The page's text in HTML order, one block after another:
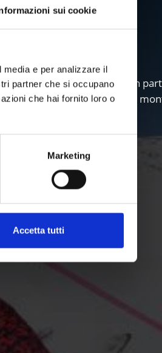
sui cookie
e per analizzare il
partner che si occupano
che hai fornito loro o
Marketing
Accetta tutti
14 vette di tre-mila metri, in
e maestoso mondo